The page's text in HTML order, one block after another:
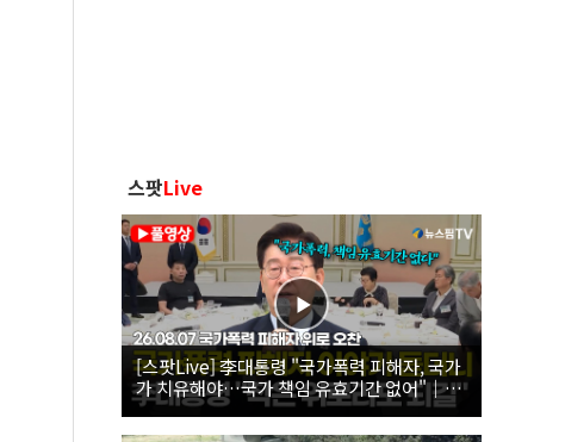
스팟Live
[스팟Live] 李대통령 "국가폭력 피해자, 국가
가 치유해야…국가 책임 유효기간 없어"｜
26.08.07 국가폭력 피해자 위로 오찬